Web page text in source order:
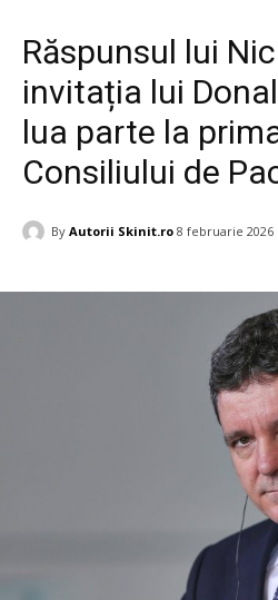
Răspunsul lui
invitația lui
lua parte la
Consiliului de
By Autorii Skinit.ro 8 februarie 2026